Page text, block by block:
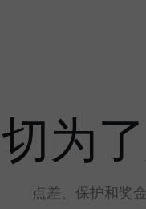
市场
为
点差、保护和奖